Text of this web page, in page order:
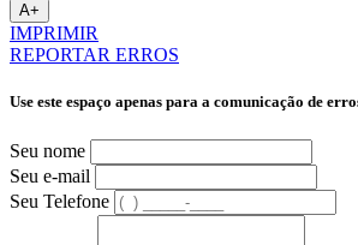
A+
IMPRIMIR
REPORTAR ERROS
Use este espaço apenas para a comunicação de
Seu nome
Seu e-mail
Seu Telefone